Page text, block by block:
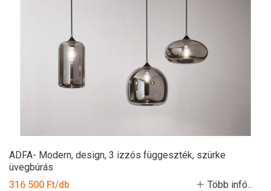
ADFA- Modern, design, 3 izzós függeszték, szürke
üvegbúrás
316 500 Ft/db
Több infó...